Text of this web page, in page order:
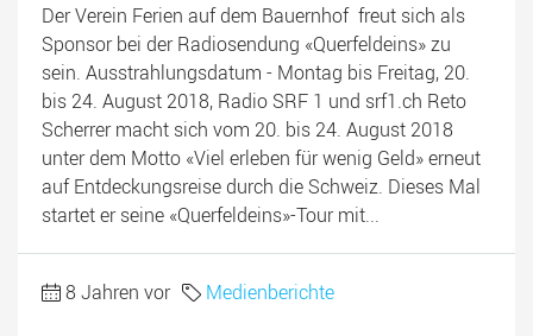
Der Verein Ferien auf dem Bauernhof freut sich als
Sponsor bei der Radiosendung «Querfeldeins» zu
sein. Ausstrahlungsdatum - Montag bis Freitag, 20.
bis 24. August 2018, Radio SRF 1 und srf1.ch Reto
Scherrer macht sich vom 20. bis 24. August 2018
unter dem Motto «Viel erleben für wenig Geld» erneut
auf Entdeckungsreise durch die Schweiz. Dieses Mal
startet er seine «Querfeldeins»-Tour mit...
8 Jahren vor Medienberichte